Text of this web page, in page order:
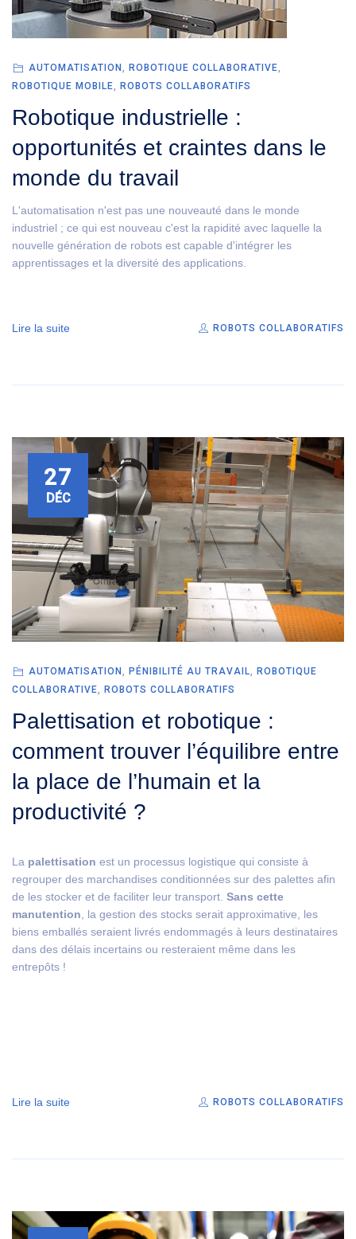
AUTOMATISATION , ROBOTIQUE COLLABORATIVE,
ROBOTIQUE MOBILE, ROBOTS COLLABORATIFS
Robotique industrielle :
opportunités et craintes dans le
monde du travail
L'automatisation n'est pas une nouveauté dans le monde
industriel ; ce qui est nouveau c'est la rapidité avec laquelle la
nouvelle génération de robots est capable d'intégrer les
apprentissages et la diversité des applications.
Lire la suite ROBOTS COLLABORATIFS
27
DÉC
AUTOMATISATION, PÉNIBILITÉ AU TRAVAIL, ROBOTIQUE
COLLABORATIVE, ROBOTS COLLABORATIFS
Palettisation et robotique :
comment trouver l’équilibre entre
la place de l’humain et la
productivité ?
La palettisation est un processus logistique qui consiste à
regrouper des marchandises conditionnées sur des palettes afin
de les stocker et de faciliter leur transport. Sans cette
manutention , la gestion des stocks serait approximative, les
biens emballés seraient livrés endommagés à leurs destinataires
dans des délais incertains ou resteraient même dans les
entrepôts !
Lire la suite ROBOTS COLLABORATIFS